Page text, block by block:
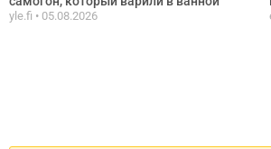
yle.fi 05.08.2026